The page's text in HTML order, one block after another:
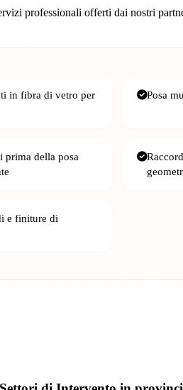
professionali offerti dai nostri
in fibra di vetro per
Posa
prima della posa
e finiture di